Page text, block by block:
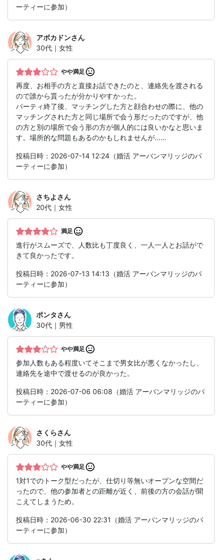
ーティーに参加）
アボカドンさん
30代｜女性
やや満足
再度、お相手の方と直接お話できたのと、連絡先を渡される
ので誰から貰ったが分かりやすかった。
パーティ終了後、マッチングした方と顔合わせの際に、他の
マッチングされた方と同じ場所で会う形だったのですが、他
の方と別の場所で会う形の方が個人的には良いかなと思いま
す。場所的な問題もあるのかもしれませんが……
投稿日時：2026-07-14 12:24（婚活 アーバンマリッジのパ
ーティーに参加）
さちよさん
20代｜女性
満足
進行がスムーズで、人数比も丁度良く、一人一人とお話がで
きて良かったです。
投稿日時：2026-07-13 14:13（婚活 アーバンマリッジのパ
ーティーに参加）
ポンタさん
30代｜男性
やや満足
参加人数もある程度いてそこまで男女比が悪くなかったし、
連絡先を途中で渡せるのが良かった。
投稿日時：2026-07-06 06:08（婚活 アーバンマリッジのパ
ーティーに参加）
さくらさん
30代｜女性
やや満足
1対1でのトーク型だったが、仕切り等無いオープンな空間だ
ったので、他の参加者との距離が近く、前後の方の会話が聞
こえてしまうため。
投稿日時：2026-06-30 22:31（婚活 アーバンマリッジのパ
ーティーに参加）